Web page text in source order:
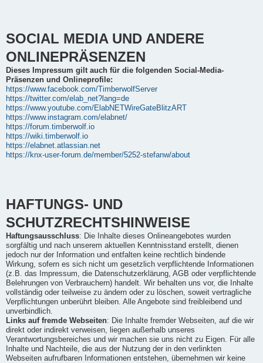
SOCIAL MEDIA UND ANDERE
ONLINEPRÄSENZEN
Dieses Impressum gilt auch für die folgenden Social-Media-
Präsenzen und Onlineprofile:
https://www.facebook.com/TimberwolfServer
https://twitter.com/elab_net?lang=de
https://www.youtube.com/ElabNETWireGateBlitzART
https://www.instagram.com/elabnet/
https://forum.timberwolf.io
https://wiki.timberwolf.io
https://elabnet.atlassian.net
https://knx-user-forum.de/member/5252-stefanw/about
HAFTUNGS- UND
SCHUTZRECHTSHINWEISE
Haftungsausschluss: Die Inhalte dieses Onlineangebotes wurden
sorgfältig und nach unserem aktuellen Kenntnisstand erstellt, dienen
jedoch nur der Information und entfalten keine rechtlich bindende
Wirkung, sofern es sich nicht um gesetzlich verpflichtende Informationen
(z.B. das Impressum, die Datenschutzerklärung, AGB oder verpflichtende
Belehrungen von Verbrauchern) handelt. Wir behalten uns vor, die Inhalte
vollständig oder teilweise zu ändern oder zu löschen, soweit vertragliche
Verpflichtungen unberührt bleiben. Alle Angebote sind freibleibend und
unverbindlich.
Links auf fremde Webseiten: Die Inhalte fremder Webseiten, auf die wir
direkt oder indirekt verweisen, liegen außerhalb unseres
Verantwortungsbereiches und wir machen sie uns nicht zu Eigen. Für alle
Inhalte und Nachteile, die aus der Nutzung der in den verlinkten
Webseiten aufrufbaren Informationen entstehen, übernehmen wir keine